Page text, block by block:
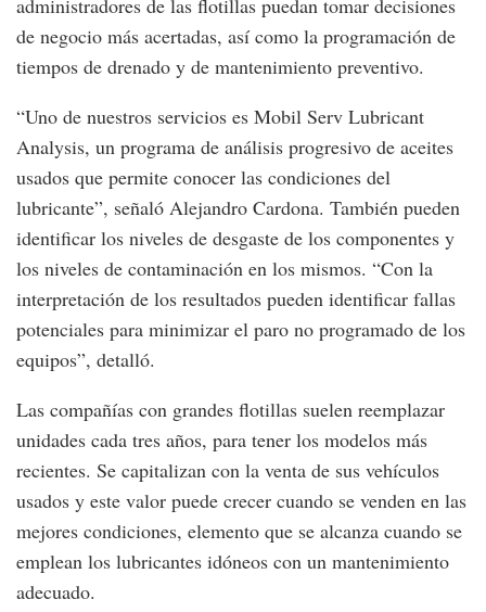
administradores de las flotillas puedan tomar decisiones
de negocio más acertadas, así como la programación de
tiempos de drenado y de mantenimiento preventivo.
“Uno de nuestros servicios es Mobil Serv Lubricant
Analysis, un programa de análisis progresivo de aceites
usados que permite conocer las condiciones del
lubricante”, señaló Alejandro Cardona. También pueden
identificar los niveles de desgaste de los componentes y
los niveles de contaminación en los mismos. “Con la
interpretación de los resultados pueden identificar fallas
potenciales para minimizar el paro no programado de los
equipos”, detalló.
Las compañías con grandes flotillas suelen reemplazar
unidades cada tres años, para tener los modelos más
recientes. Se capitalizan con la venta de sus vehículos
usados y este valor puede crecer cuando se venden en las
mejores condiciones, elemento que se alcanza cuando se
emplean los lubricantes idóneos con un mantenimiento
adecuado.